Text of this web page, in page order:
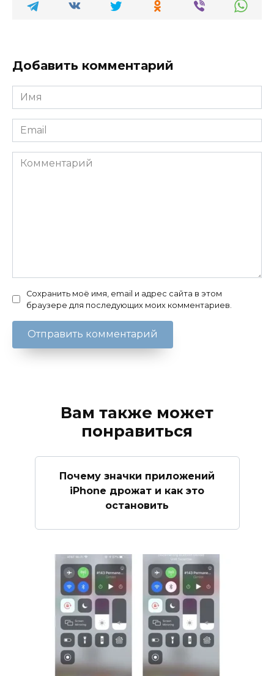
Добавить комментарий
Имя
*
Email
*
Комментарий
Сохранить моё имя, email и адрес сайта в этом
браузере для последующих моих комментариев.
Вам также может
понравиться
Почему значки приложений
iPhone дрожат и как это
остановить